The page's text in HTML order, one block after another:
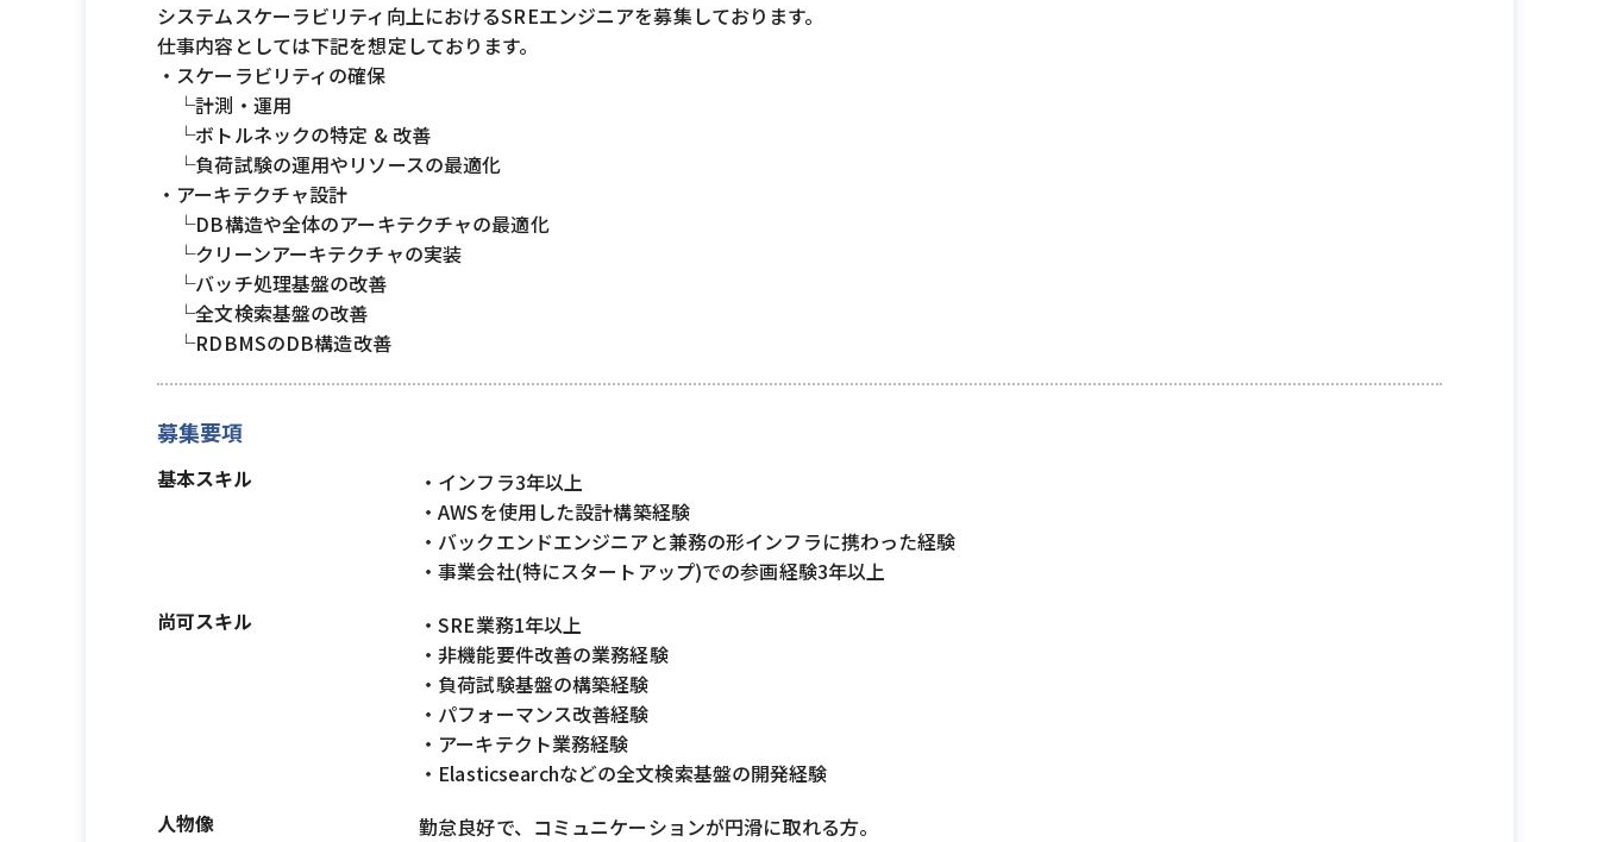
システムスケーラビリティ向上におけるSREエンジニアを募集しております。
仕事内容としては下記を想定しております。
・スケーラビリティの確保
└計測・運用
└ボトルネックの特定 & 改善
└負荷試験の運用やリソースの最適化
・アーキテクチャ設計
└DB構造や全体のアーキテクチャの最適化
└クリーンアーキテクチャの実装
└バッチ処理基盤の改善
└全文検索基盤の改善
└RDBMSのDB構造改善
募集要項
基本スキル
・インフラ3年以上
・AWSを使用した設計構築経験
・バックエンドエンジニアと兼務の形インフラに携わった経験
・事業会社(特にスタートアップ)での参画経験3年以上
尚可スキル
・SRE業務1年以上
・非機能要件改善の業務経験
・負荷試験基盤の構築経験
・パフォーマンス改善経験
・アーキテクト業務経験
・Elasticsearchなどの全文検索基盤の開発経験
人物像
勤怠良好で、コミュニケーションが円滑に取れる方。